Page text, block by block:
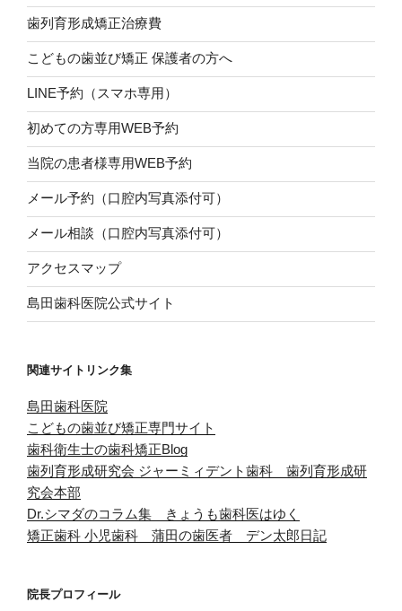
歯列育形成矯正治療費
こどもの歯並び矯正 保護者の方へ
LINE予約（スマホ専用）
初めての方専用WEB予約
当院の患者様専用WEB予約
メール予約（口腔内写真添付可）
メール相談（口腔内写真添付可）
アクセスマップ
島田歯科医院公式サイト
関連サイトリンク集
島田歯科医院
こどもの歯並び矯正専門サイト
歯科衛生士の歯科矯正Blog
歯列育形成研究会 ジャーミィデント歯科 歯列育形成研
究会本部
Dr.シマダのコラム集 きょうも歯科医はゆく
矯正歯科 小児歯科 蒲田の歯医者 デン太郎日記
院長プロフィール